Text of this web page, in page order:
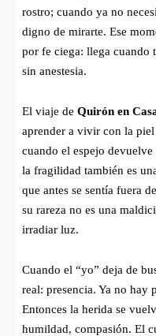
rostro; cuando ya no
digno de mirarte. Ese
por fe ciega: llega cuando
sin anestesia.
El viaje de Quirón en
aprender a vivir con la piel
cuando el espejo
la fragilidad también es
que antes se sentía fuera
su rareza no es una
irradiar luz.
Cuando el “yo” deja de
real: presencia. Ya no hay
Entonces la herida se
humildad, compasión. El